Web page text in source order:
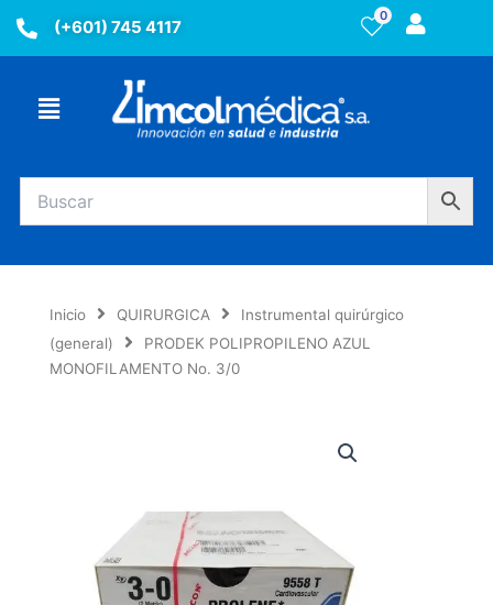
(+601) 745 4117
0
Menú
Inicio QUIRURGICA
Instrumental quirúrgico
(general)
PRODEK POLIPROPILENO AZUL
MONOFILAMENTO No. 3/0